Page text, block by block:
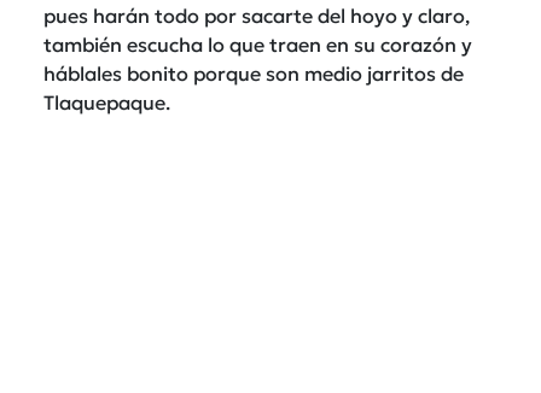
pues harán todo por sacarte del hoyo y claro,
también escucha lo que traen en su corazón y
háblales bonito porque son medio jarritos de
Tlaquepaque.